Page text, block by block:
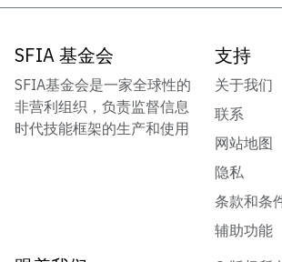
SFIA 基金会
SFIA基金会是一家全球性的
非营利组织，负责监督信息
时代技能框架的生产和使用
支持
关于我们
联系
网站地图
隐私
条款和条
辅助功能